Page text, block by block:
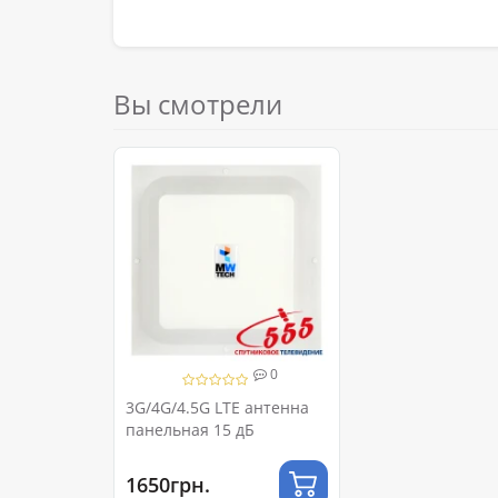
Вы смотрели
0
3G/4G/4.5G LTE антенна
панельная 15 дБ
1650грн.